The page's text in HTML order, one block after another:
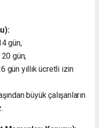
gün,
20 gün,
gün yıllık ücretli izin
büyük çalışanların